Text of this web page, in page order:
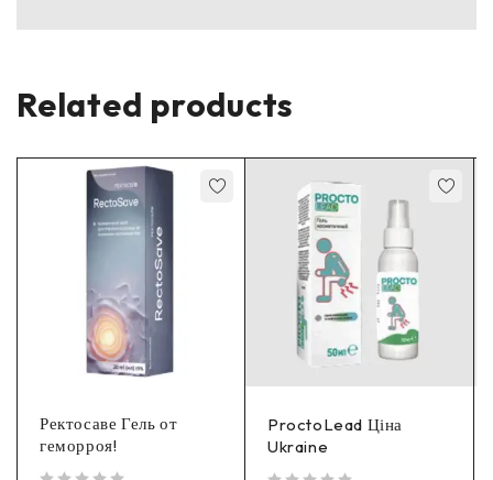
Related products
Ректосаве Гель от
геморроя!
ProctoLead Ціна
Ukraine